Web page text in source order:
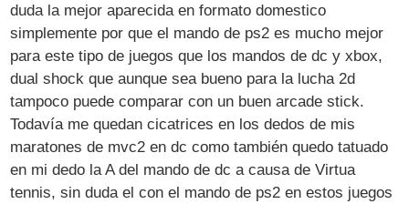
duda la mejor aparecida en formato domestico
simplemente por que el mando de ps2 es mucho mejor
para este tipo de juegos que los mandos de dc y xbox,
dual shock que aunque sea bueno para la lucha 2d
tampoco puede comparar con un buen arcade stick.
Todavía me quedan cicatrices en los dedos de mis
maratones de mvc2 en dc como también quedo tatuado
en mi dedo la A del mando de dc a causa de Virtua
tennis, sin duda el con el mando de ps2 en estos juegos